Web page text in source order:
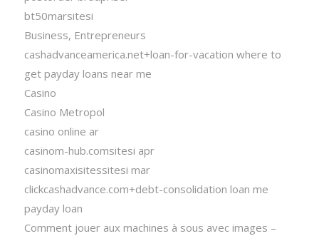
bt50marsitesi
Business, Entrepreneurs
cashadvanceamerica.net+loan-for-vacation where to
get payday loans near me
Casino
Casino Metropol
casino online ar
casinom-hub.comsitesi apr
casinomaxisitessitesi mar
clickcashadvance.com+debt-consolidation loan me
payday loan
Comment jouer aux machines à sous avec images –